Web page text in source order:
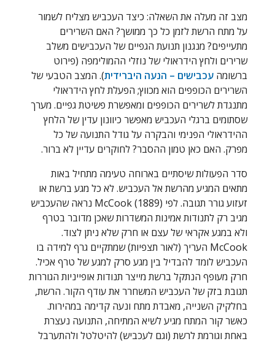
מצב זה מעלה את השאלה: כיצד העכביש מצליח לשמור
על מתח הרשת לזמן כל כך ממושך? האם השרירים
מתעייפים? מנגנון תנועת הגפיים של העכבישים משלב
שרירים ולחץ הידראולי של נוזלי ההמולימפה (פירוט
ברשומה עכבישים – הנעה היברידית). המצב הטבעי של
השרירים הכופפים הוא מכווץ; הפעלת לחץ הידראולי
מתנגדת לשרירים הכופפים ומאפשרת פשיטת גפיים. מערך
שסתומים ברגלי העכביש מאפשר כיוונון עדין של הלחץ
ההידראולי הפנימי והבקרה על גודל התנועה של כל
מפרק. האם כאן טמון ההסבר? לחוקרים עדיין לא ברור.
סדר הפעולות שיסתיים בארוחה טעימה מתחיל באות
מתאים המגיע מהרשת אל העכביש. לא כל מגע ברשת או
זעזוע גורר תגובה. לפי McCook (1889) נראה שהעכביש
מגיב רק לתנודות אמינות המשדרות שאכן מדובר בטרף
ולא במגע אקראי של עצם או חרק שלא ניתן לצוד.
McCook העריך (לאור תצפיות) שמתקיים גרף למידה בו
העכביש לומד להבדיל בין מגע סרק למגע של טרף אכיל.
חרק מעופף הנתקל ברשת מייצר תנודות אופייניות הגוררות
תגובת בזק של העכביש המשחרר את עודף הקור. הרשת,
בחלקיק השנייה, מאבדת מתח ונעה קדימה במהירות.
כאשר קור המתח מגיע לשיא המתיחה, התנועה נעצרת
באחת וגורמת לרשת (וגם לעכביש) להיטלטל ולהתערבל